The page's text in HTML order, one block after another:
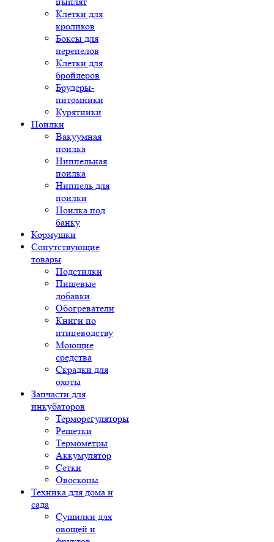
Клетки для
кроликов
Боксы для
перепелов
Клетки для
бройлеров
Брудеры-
питомники
Курятники
Поилки
Вакуумная
поилка
Ниппельная
поилка
Ниппель для
поилки
Поилка под
банку
Кормушки
Сопутствующие
товары
Подстилки
Пищевые
добавки
Обогреватели
Книги по
птицеводству
Моющие
средства
Скрадки для
охоты
Запчасти для
инкубаторов
Терморегуляторы
Решетки
Термометры
Аккумулятор
Сетки
Овоскопы
Техника для дома и
сада
Сушилки для
овощей и